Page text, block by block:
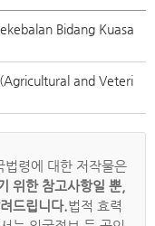
Bidang Kuasa
(Agricultural and Veteri
법령에 대한 저작물은
위한 참고사항일 뿐,
드립니다.법적 효력